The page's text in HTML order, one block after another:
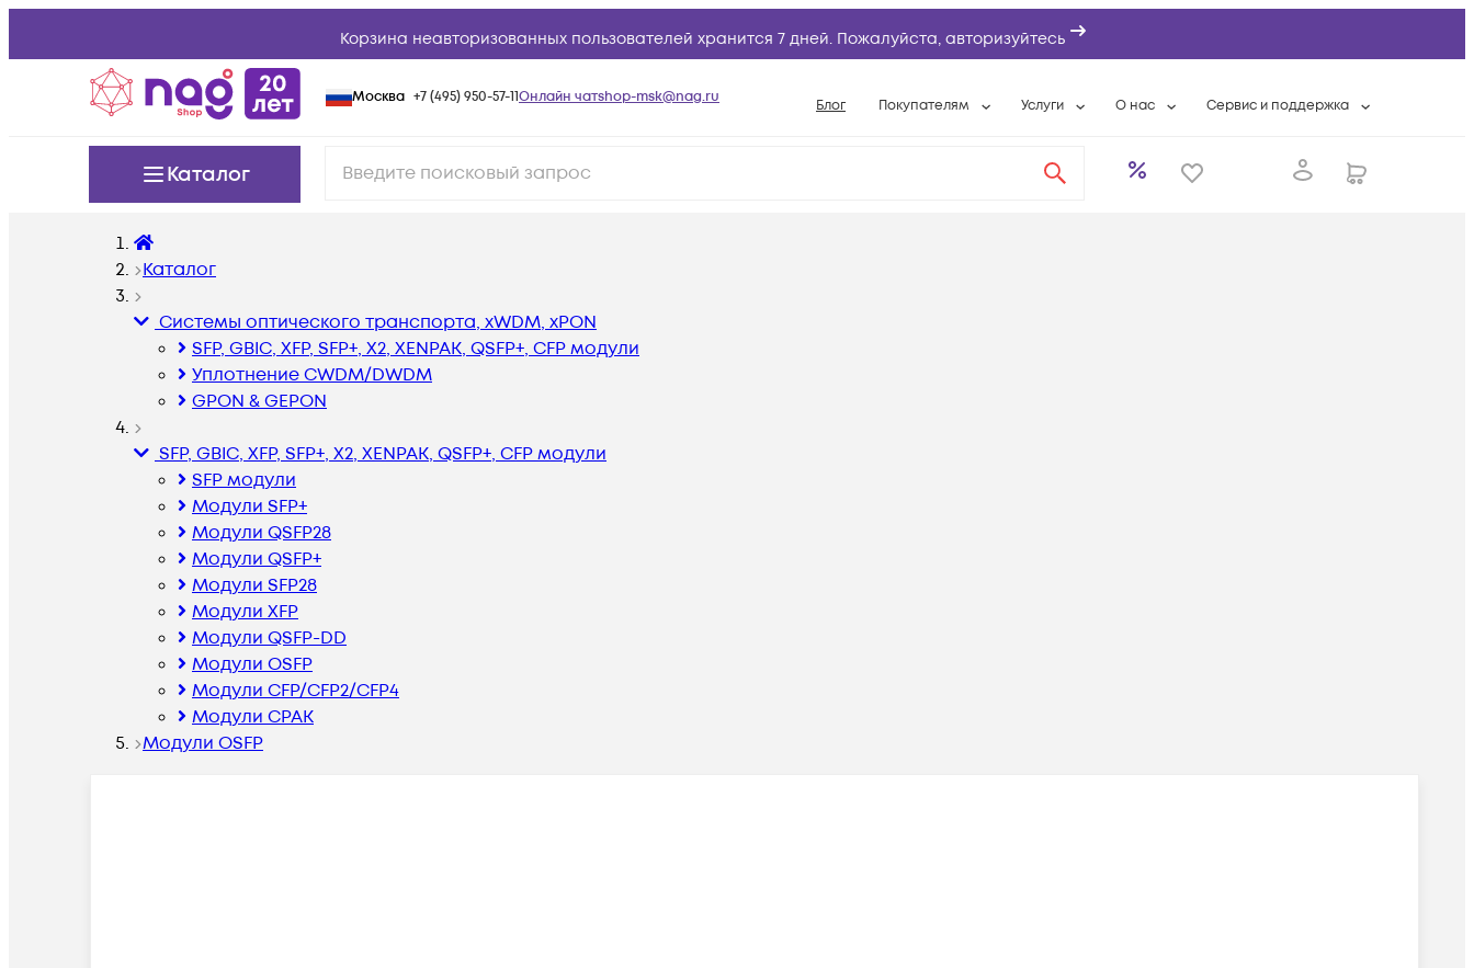
Корзина неавторизованных пользователей хранится 7 дней. Пожалуйста, авторизуйтесь
Москва +7 (495) 950-57-11Онлайн чатshop-msk@nag.ru Блог Покупателям Услуги
Системная интеграция
О нас
Контактная информация
Сервис и поддержка
Контакты сервисных центров
Каталог
Каталог
Системы оптического транспорта, xWDM, xPON
SFP, GBIC, XFP, SFP+, X2, XENPAK, QSFP+, CFP модули
Уплотнение CWDM/DWDM
GPON & GEPON
SFP, GBIC, XFP, SFP+, X2, XENPAK, QSFP+, CFP модули
SFP модули
Модули SFP+
Модули QSFP28
Модули QSFP+
Модули SFP28
Модули XFP
Модули QSFP-DD
Модули OSFP
Модули CFP/CFP2/CFP4
Модули CPAK
Модули OSFP